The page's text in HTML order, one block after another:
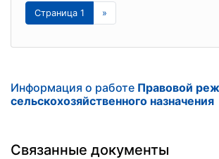
Страница 1 »
Информация о работе Правовой
сельскохозяйственного назначения
Связанные документы